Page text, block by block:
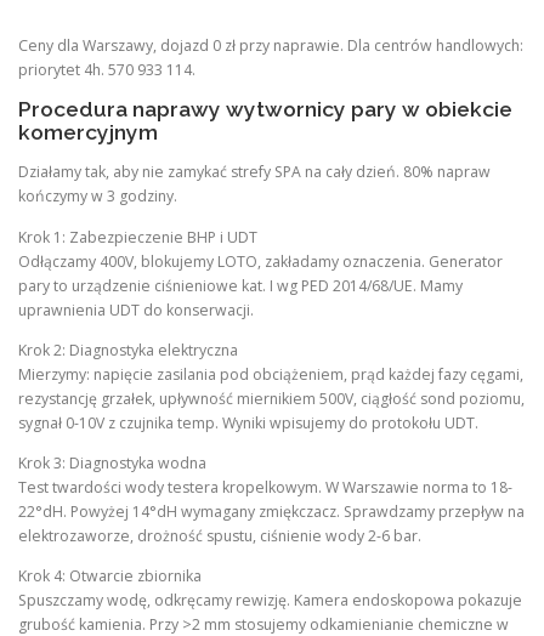
Ceny dla Warszawy, dojazd 0 zł przy naprawie. Dla centrów handlowych:
priorytet 4h. 570 933 114.
Procedura naprawy wytwornicy pary w obiekcie
komercyjnym
Działamy tak, aby nie zamykać strefy SPA na cały dzień. 80% napraw
kończymy w 3 godziny.
Krok 1: Zabezpieczenie BHP i UDT
Odłączamy 400V, blokujemy LOTO, zakładamy oznaczenia. Generator
pary to urządzenie ciśnieniowe kat. I wg PED 2014/68/UE. Mamy
uprawnienia UDT do konserwacji.
Krok 2: Diagnostyka elektryczna
Mierzymy: napięcie zasilania pod obciążeniem, prąd każdej fazy cęgami,
rezystancję grzałek, upływność miernikiem 500V, ciągłość sond poziomu,
sygnał 0-10V z czujnika temp. Wyniki wpisujemy do protokołu UDT.
Krok 3: Diagnostyka wodna
Test twardości wody testera kropelkowym. W Warszawie norma to 18-
22°dH. Powyżej 14°dH wymagany zmiękczacz. Sprawdzamy przepływ na
elektrozaworze, drożność spustu, ciśnienie wody 2-6 bar.
Krok 4: Otwarcie zbiornika
Spuszczamy wodę, odkręcamy rewizję. Kamera endoskopowa pokazuje
grubość kamienia. Przy >2 mm stosujemy odkamienianie chemiczne w